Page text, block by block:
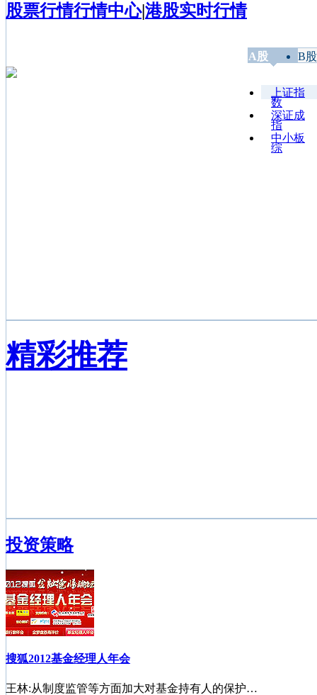
股票行情行情中心|港股实时行情
A股 B股
上证指
数
深证成
指
中小板
综
精彩推荐
投资策略
搜狐2012基金经理人年会
王林:从制度监管等方面加大对基金持有人的保护…